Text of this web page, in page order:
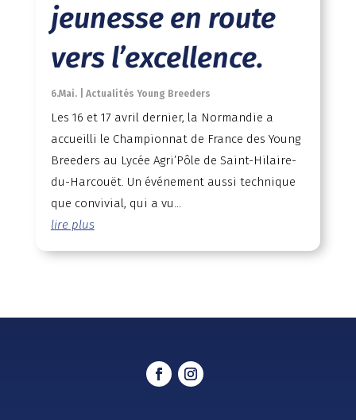
jeunesse en route
vers l’excellence.
6.Mai. Actualités Young Breeders
Les 16 et 17 avril dernier, la Normandie a
accueilli le Championnat de France des Young
Breeders au Lycée Agri’Pôle de Saint-Hilaire-
du-Harcouët. Un événement aussi technique
que convivial, qui a vu...
lire plus